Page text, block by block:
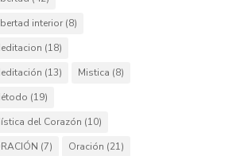
interior (8)
(18)
(13) Mistica (8)
(19)
del Corazón (10)
(7) Oración (21)